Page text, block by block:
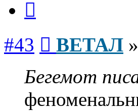
#43 ВЕТАЛ »
Бегемот